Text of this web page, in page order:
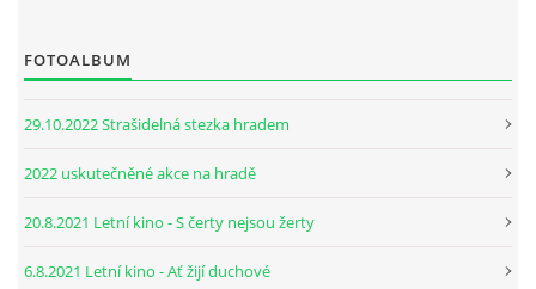
FOTOALBUM
29.10.2022 Strašidelná stezka hradem
2022 uskutečněné akce na hradě
20.8.2021 Letní kino - S čerty nejsou žerty
6.8.2021 Letní kino - Ať žijí duchové